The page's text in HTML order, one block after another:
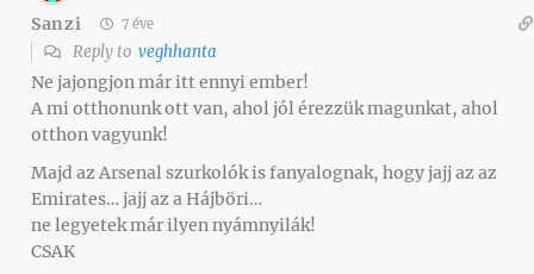
Sanzi 7 éve
Reply to veghhanta
Ne jajongjon már itt ennyi ember!
A mi otthonunk ott van, ahol jól érezzük magunkat, ahol
otthon vagyunk!
Majd az Arsenal szurkolók is fanyalognak, hogy jajj az az
Emirates… jajj az a Hájböri…
ne legyetek már ilyen nyámnyilák!
CSAK